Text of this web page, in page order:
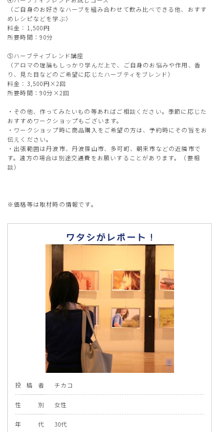
（ご自身のお好きなハーブを組み合わせて飲み比べできる他、おすす
めレシピなどを学ぶ）
料金：1,500円
所要時間：90分
⑤ハーブティブレンド講座
（アロマの理論もしっかり学んだ上で、ご自身のお悩みや作用、香
り、見た目などのご希望に応じたハーブティをブレンド）
料金：3,500円×2回
所要時間：90分×2回
・その他、作ってみたいもの等あればご相談ください。季節に応じた
おすすめワークショップもございます。
・ワークショップ時に商品購入をご希望の方は、予約時にその旨をお
伝えください。
・出張範囲は丹波市、丹波篠山市、多可町、朝来市などの近隣市で
す。遠方の場合は別途交通費をお願いすることがあります。（要相
談）
※価格等は取材時の情報です。
投 稿 者 チカコ
性 別 女性
年 代 30代